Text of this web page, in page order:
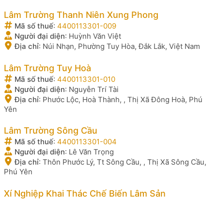
Lâm Trường Thanh Niên Xung Phong
Mã số thuế: 4400113301-009
Người đại diện: Huỳnh Văn Việt
Địa chỉ: Núi Nhạn, Phường Tuy Hòa, Đắk Lắk, Việt Nam
Lâm Trường Tuy Hoà
Mã số thuế: 4400113301-010
Người đại diện: Nguyễn Trí Tài
Địa chỉ: Phước Lộc, Hoà Thành, , Thị Xã Đông Hoà, Phú
Yên
Lâm Trường Sông Cầu
Mã số thuế: 4400113301-004
Người đại diện: Lê Văn Trọng
Địa chỉ: Thôn Phước Lý, Tt Sông Cầu, , Thị Xã Sông Cầu,
Phú Yên
Xí Nghiệp Khai Thác Chế Biến Lâm Sản